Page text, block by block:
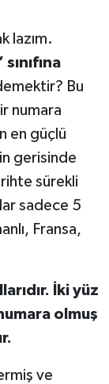
lazım.
Bu
numara
en güçlü
gerisinde
sürekli
sadece 5
Fransa,
İki yüz
olmuş
ve